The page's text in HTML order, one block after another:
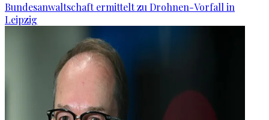
Bundesanwaltschaft ermittelt zu Drohnen-Vorfall in
Leipzig